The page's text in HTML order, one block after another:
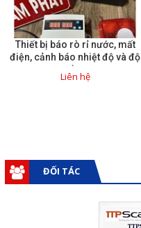
Thiết bị báo rò rỉ nước, mất
điện, cảnh báo nhiệt độ và độ
ẩm
Liên hệ
ĐỐI TÁC